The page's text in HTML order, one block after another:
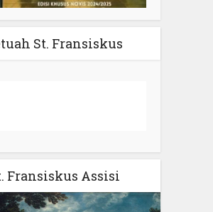
St. Fransiskus
Fransiskus Assisi